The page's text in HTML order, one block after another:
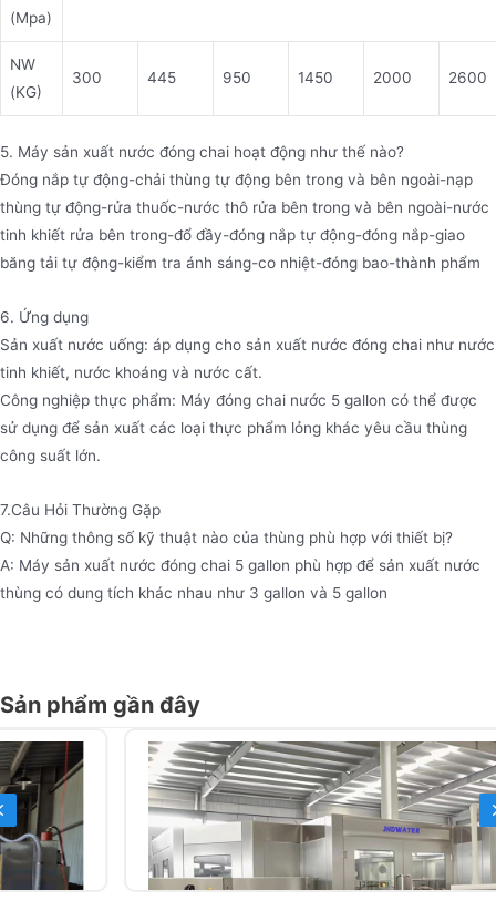
(Mpa)
NW
(KG)
300 445 950 1450 2000 2600
5. Máy sản xuất nước đóng chai hoạt động như thế nào?
Đóng nắp tự động-chải thùng tự động bên trong và bên ngoài-nạp
thùng tự động-rửa thuốc-nước thô rửa bên trong và bên ngoài-nước
tinh khiết rửa bên trong-đổ đầy-đóng nắp tự động-đóng nắp-giao
băng tải tự động-kiểm tra ánh sáng-co nhiệt-đóng bao-thành phẩm
6. Ứng dụng
Sản xuất nước uống: áp dụng cho sản xuất nước đóng chai như nước
tinh khiết, nước khoáng và nước cất.
Công nghiệp thực phẩm: Máy đóng chai nước 5 gallon có thể được
sử dụng để sản xuất các loại thực phẩm lỏng khác yêu cầu thùng
công suất lớn.
7.Câu Hỏi Thường Gặp
Q: Những thông số kỹ thuật nào của thùng phù hợp với thiết bị?
A: Máy sản xuất nước đóng chai 5 gallon phù hợp để sản xuất nước
thùng có dung tích khác nhau như 3 gallon và 5 gallon
Sản phẩm gần đây
Previous